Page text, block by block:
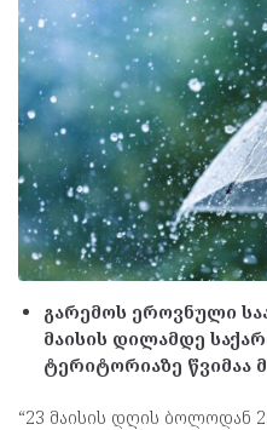
გარემოს ეროვნული
მაისის დილამდე
ტერიტორიაზე წვიმაა
“23 მაისის დღის ბოლოდან